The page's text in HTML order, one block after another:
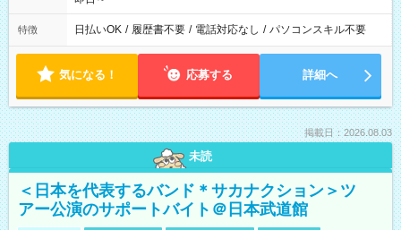
特徴 日払いOK / 履歴書不要 / 電話対応なし / パソコンスキル不要
気になる！ 応募する 詳細へ
掲載日：2026.08.03
未読
＜日本を代表するバンド＊サカナクション＞ツ
アー公演のサポートバイト＠日本武道館